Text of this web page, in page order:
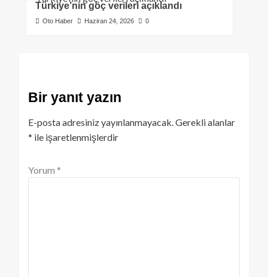
Türkiye’nin göç verileri açıklandı
Oto Haber Haziran 24, 2026 0
Bir yanıt yazın
E-posta adresiniz yayınlanmayacak.Gerekli alanlar
* ile işaretlenmişlerdir
Yorum *